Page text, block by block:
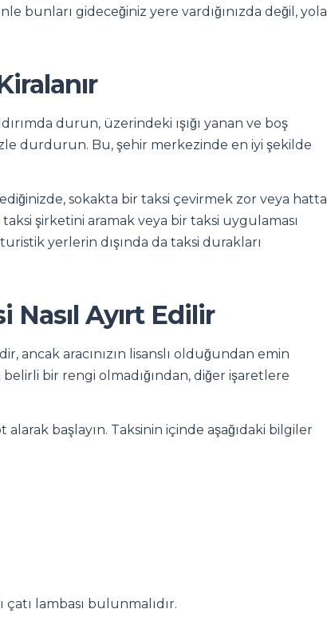
bunları gideceğiniz yere vardığınızda değil, yola
durun, üzerindeki ışığı yanan ve boş
durdurun. Bu, şehir merkezinde en iyi şekilde
sokakta bir taksi çevirmek zor veya hatta
şirketini aramak veya bir taksi uygulaması
yerlerin dışında da taksi durakları
Ayırt Edilir
ancak aracınızın lisanslı olduğundan emin
bir rengi olmadığından, diğer işaretlere
alarak başlayın. Taksinin içinde aşağıdaki bilgiler
lambası bulunmalıdır.